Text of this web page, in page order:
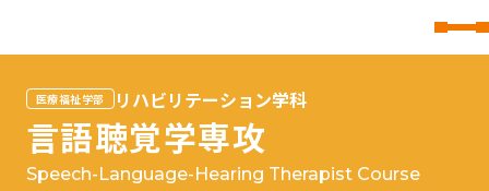
医療福祉学部 リハビリテーション学科
言語聴覚学専攻
Speech-Language-Hearing Therapist Course